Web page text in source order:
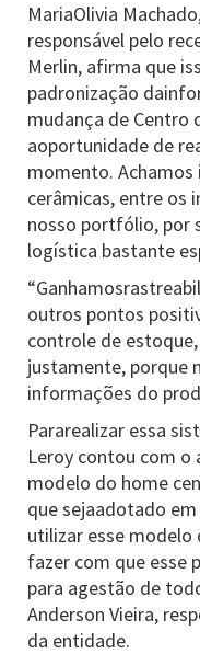
MariaOlivia
responsável pelo
Merlin, afirma que
padronização
mudança de Centro
aoportunidade de
momento.
cerâmicas, entre os
nosso portfólio, por
logística bastante
outros pontos
controle de
justamente, porque
informações do
Pararealizar essa
Leroy contou com o
modelo do home
que sejaadotado
utilizar esse modelo
fazer com que esse
para agestão de
Anderson Vieira,
da entidade.